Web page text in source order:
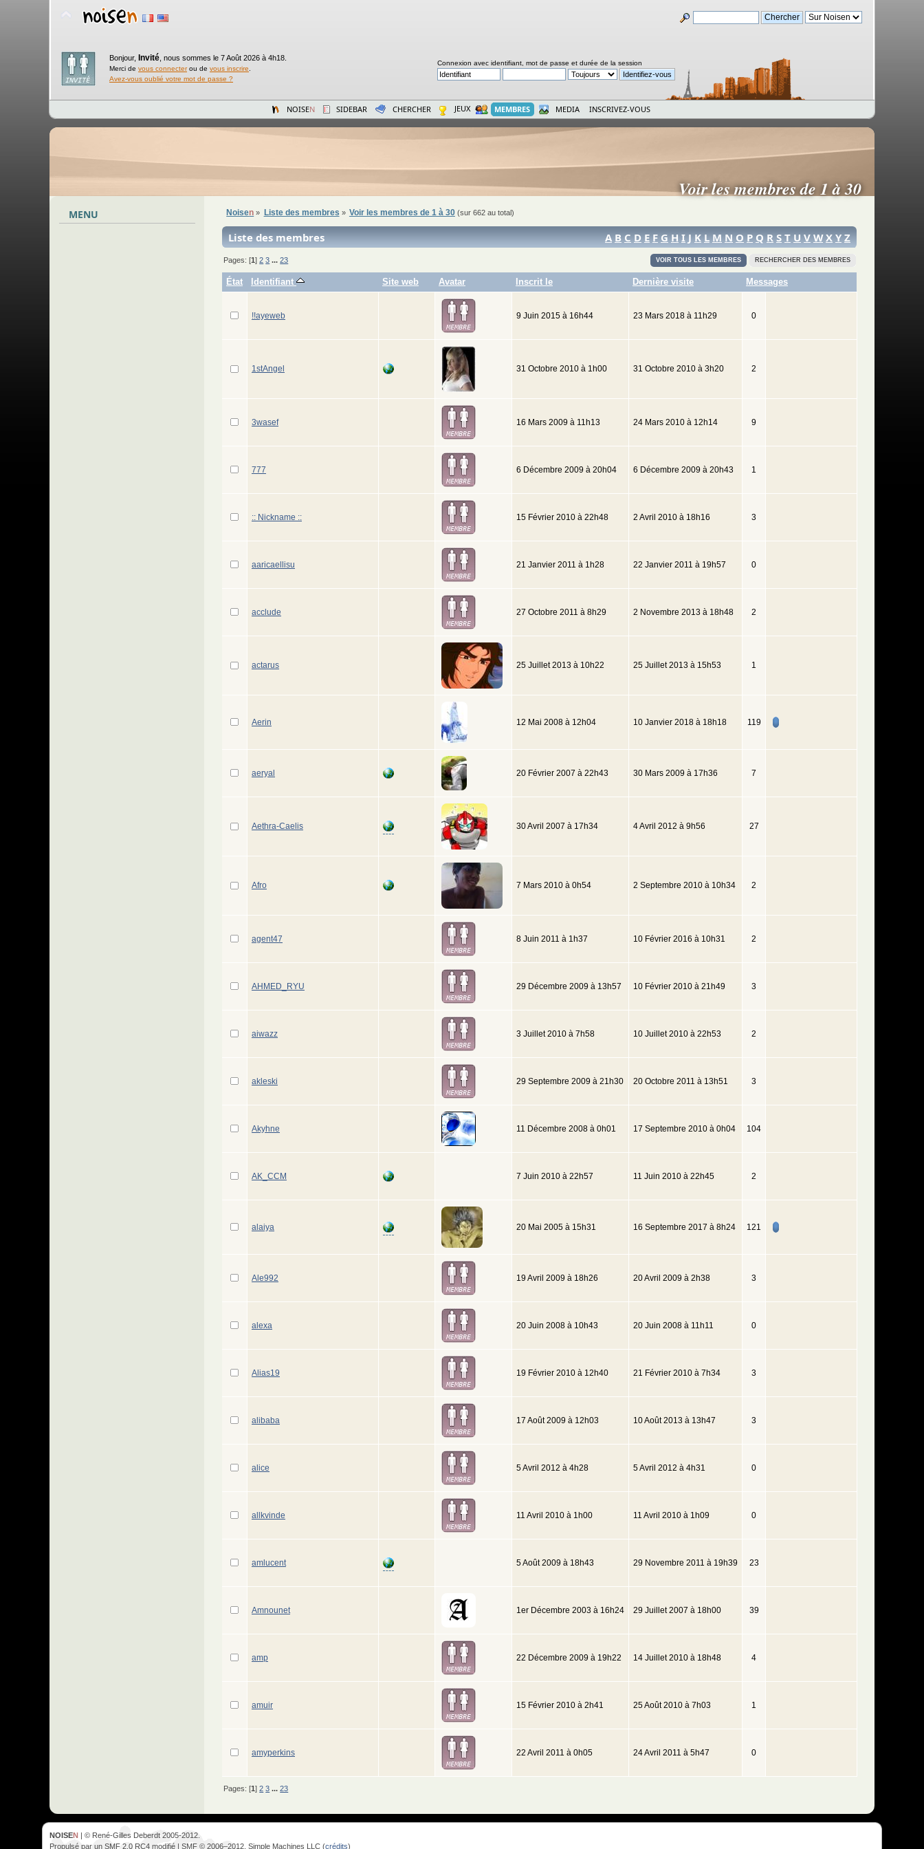
Bonjour, Invité nous sommes le 7 Août 2026 à 4h18.
Merci de vous connecterou de vous inscrire
Avez-vous oublié votre mot de passe ?
Connexion avec identifiant, mot de passe et durée de la session
NOISEN SIDEBAR CHERCHER JEUX MEMBRES MEDIA INSCRIVEZ-VOUS
Voir les membres de 1 à 30
MENU Noisen » Liste des membres » Voir les membres de 1 à 30(sur 662 au total)
Liste des membres A B C D E F G H I J K L M N O P Q R S T U V W X Y Z
VOIR TOUS LES MEMBRES RECHERCHER DES MEMBRES
Pages: [1]2 3 ...23
État Identifiant Site web Avatar Inscrit le Dernière visite Messages
!!ayeweb 9 Juin 2015 à 16h44 23 Mars 2018 à 11h29 0
1stAngel 31 Octobre 2010 à 1h00 31 Octobre 2010 à 3h20 2
3wasef 16 Mars 2009 à 11h13 24 Mars 2010 à 12h14 9
777 6 Décembre 2009 à 20h04 6 Décembre 2009 à 20h43 1
:: Nickname :: 15 Février 2010 à 22h48 2 Avril 2010 à 18h16 3
aaricaellisu 21 Janvier 2011 à 1h28 22 Janvier 2011 à 19h57 0
acclude 27 Octobre 2011 à 8h29 2 Novembre 2013 à 18h48 2
actarus 25 Juillet 2013 à 10h22 25 Juillet 2013 à 15h53 1
Aerin 12 Mai 2008 à 12h04 10 Janvier 2018 à 18h18 119
aeryal 20 Février 2007 à 22h43 30 Mars 2009 à 17h36 7
Aethra-Caelis 30 Avril 2007 à 17h34 4 Avril 2012 à 9h56 27
Afro 7 Mars 2010 à 0h54 2 Septembre 2010 à 10h34 2
agent47 8 Juin 2011 à 1h37 10 Février 2016 à 10h31 2
AHMED_RYU 29 Décembre 2009 à 13h57 10 Février 2010 à 21h49 3
aiwazz 3 Juillet 2010 à 7h58 10 Juillet 2010 à 22h53 2
akleski 29 Septembre 2009 à 21h30 20 Octobre 2011 à 13h51 3
Akyhne 11 Décembre 2008 à 0h01 17 Septembre 2010 à 0h04 104
AK_CCM 7 Juin 2010 à 22h57 11 Juin 2010 à 22h45 2
alaiya 20 Mai 2005 à 15h31 16 Septembre 2017 à 8h24 121
Ale992 19 Avril 2009 à 18h26 20 Avril 2009 à 2h38 3
alexa 20 Juin 2008 à 10h43 20 Juin 2008 à 11h11 0
Alias19 19 Février 2010 à 12h40 21 Février 2010 à 7h34 3
alibaba 17 Août 2009 à 12h03 10 Août 2013 à 13h47 3
alice 5 Avril 2012 à 4h28 5 Avril 2012 à 4h31 0
allkvinde 11 Avril 2010 à 1h00 11 Avril 2010 à 1h09 0
amlucent 5 Août 2009 à 18h43 29 Novembre 2011 à 19h39 23
Amnounet 1er Décembre 2003 à 16h24 29 Juillet 2007 à 18h00 39
amp 22 Décembre 2009 à 19h22 14 Juillet 2010 à 18h48 4
amuir 15 Février 2010 à 2h41 25 Août 2010 à 7h03 1
amyperkins 22 Avril 2011 à 0h05 24 Avril 2011 à 5h47 0
Pages: [1]2 3 ...23
NOISEN | © René-Gilles Deberdt 2005-2012.
Propulsé par un SMF 2.0 RC4 modifié | SMF © 2006–2012, Simple Machines LLC (crédits)